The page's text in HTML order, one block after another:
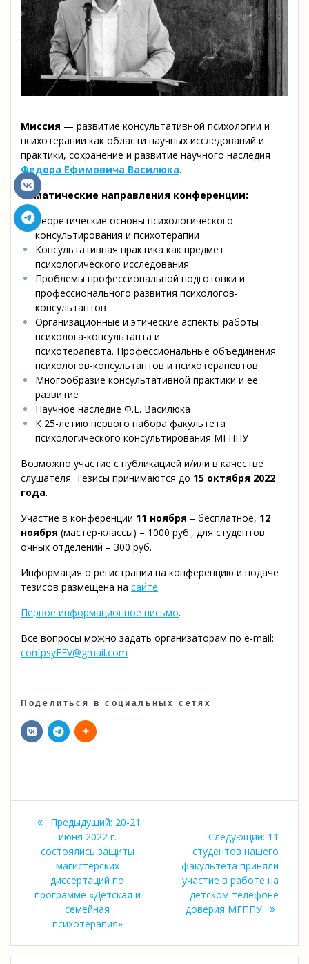
Миссия — развитие консультативной психологии и
психотерапии как области научных исследований и
практики, сохранение и развитие научного наследия
Федора Ефимовича Василюка.
Тематические направления конференции:
Теоретические основы психологического
консультирования и психотерапии
Консультативная практика как предмет
психологического исследования
Проблемы профессиональной подготовки и
профессионального развития психологов-
консультантов
Организационные и этические аспекты работы
психолога-консультанта и
психотерапевта. Профессиональные объединения
психологов-консультантов и психотерапевтов
Многообразие консультативной практики и ее
развитие
Научное наследие Ф.Е. Василюка
К 25-летию первого набора факультета
психологического консультирования МГППУ
Возможно участие с публикацией и/или в качестве
слушателя. Тезисы принимаются до 15 октября 2022
года.
Участие в конференции 11 ноября – бесплатное, 12
ноября (мастер-классы) – 1000 руб., для студентов
очных отделений – 300 руб.
Информация о регистрации на конференцию и подаче
тезисов размещена на сайте.
Первое информационное письмо.
Все вопросы можно задать организаторам по e-mail:
confpsyFEV@gmail.com
Поделиться в социальных сетях
Навигация
записям
Предыдущий: Предыдущая
запись:
20-21
июня 2022 г.
состоялись защиты
магистерских
диссертаций по
программе «Детская и
семейная
психотерапия»
Следующий:
запись:
11
студентов нашего
факультета приняли
участие в работе на
детском телефоне
доверия МГППУ